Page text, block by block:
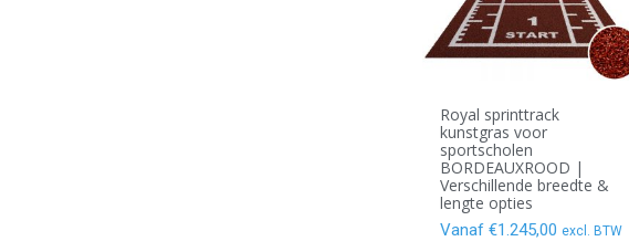
Royal sprinttrack
kunstgras voor
sportscholen
BORDEAUXROOD |
Verschillende breedte &
lengte opties
Vanaf €1.245,00 excl. BTW